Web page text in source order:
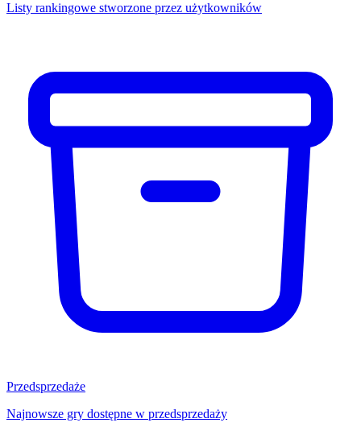
Listy rankingowe stworzone przez użytkowników
Przedsprzedaże
Najnowsze gry dostępne w przedsprzedaży